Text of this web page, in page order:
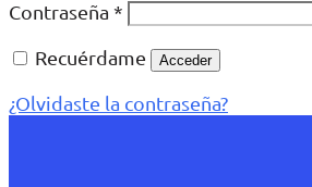
Contraseña *
Recuérdame
Acceder
¿Olvidaste la contraseña?